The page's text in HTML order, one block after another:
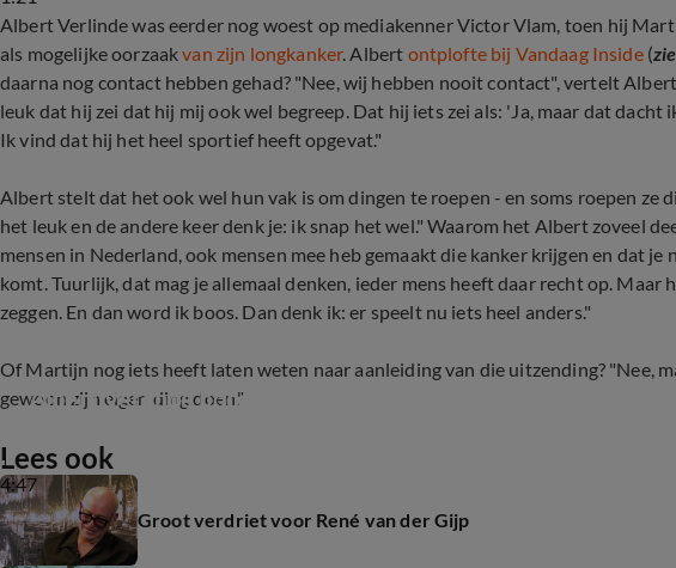
Albert Verlinde was eerder nog woest op mediakenner Victor Vlam, toen hij
als mogelijke oorzaakvan zijn longkanker. Albert ontplofte bij Vandaag Inside(
daarna nog contact hebben gehad? "Nee, wij hebben nooit contact", vertelt
leuk dat hij zei dat hij mij ook wel begreep. Dat hij iets zei als: 'Ja, maar dat dacht
Ik vind dat hij het heel sportief heeft opgevat."
Albert stelt dat het ook wel hun vak is om dingen te roepen - en soms roepen ze
het leuk en de andere keer denk je: ik snap het wel." Waarom het Albert zoveel
mensen in Nederland, ook mensen mee heb gemaakt die kanker krijgen en dat
komt. Tuurlijk, dat mag je allemaal denken, ieder mens heeft daar recht op.
zeggen. En dan word ik boos. Dan denk ik: er speelt nu iets heel anders."
Of Martijn nog iets heeft laten weten naar aanleiding van die uitzending? "Nee,
gewoon zijn eigen ding doen."
4:47
Albert Verlinde boos op Victor Vlam: ‘Hoe haal je het in je
Lees ook
Groot verdriet voor René van der Gijp